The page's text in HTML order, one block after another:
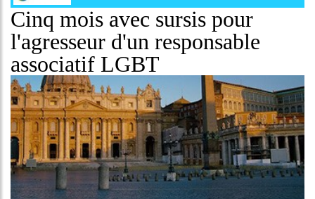
Cinq mois avec sursis pour
l'agresseur d'un responsable
associatif LGBT